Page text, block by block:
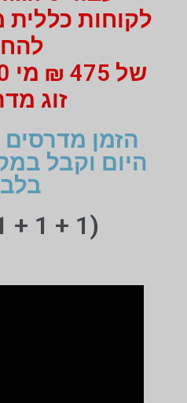
לקוחות כללית
זוג
הזמן מדרסים
היום וקבל
(1 + 1 + 1 חינם)